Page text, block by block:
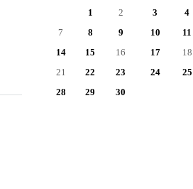
1
2 3 4
7
8 9 10 11
14
15 16 17 18
21
22 23 24 25
28
29 30